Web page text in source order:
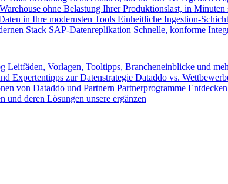
ohne Belastung Ihrer Produktionslast, in Minuten
in Ihre modernsten Tools Einheitliche Ingestion-Schicht
Stack SAP-Datenreplikation Schnelle, konforme
Leitfäden, Vorlagen, Tooltipps, Brancheneinblicke und
Expertentipps zur Datenstrategie Dataddo vs.
von Dataddo und Partnern Partnerprogramme
und deren Lösungen unsere ergänzen